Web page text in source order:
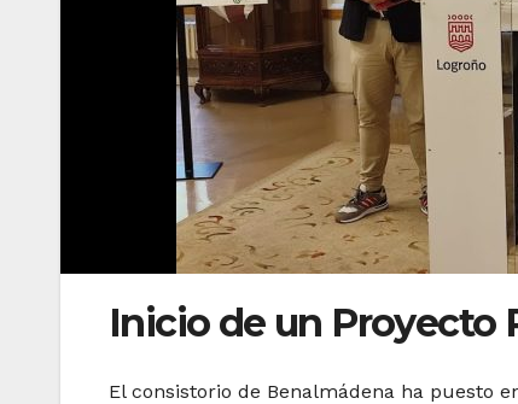
Inicio de un Proyecto
El consistorio de Benalmádena ha puesto